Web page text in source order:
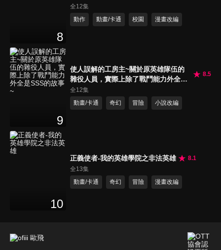
8
全12集
動作
動畫/卡通 校園 漫畫改編
9
使人誤解的工房主~關於原英雄隊伍的
雜役人員，實際上除了戰鬥能力外全是
SSS的故事~
8.5
全12集
動畫/卡通
奇幻 冒險 小說改編
10
正義使者-我的英雄學院之非法英雄
8.1
全13集
動畫/卡通
奇幻 冒險 漫畫改編